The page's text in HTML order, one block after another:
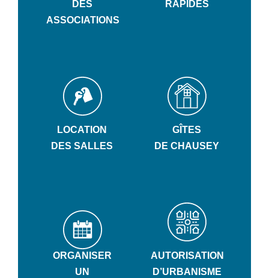
DES
ASSOCIATIONS
RAPIDES
LOCATION
DES SALLES
GÎTES
DE CHAUSEY
ORGANISER
UN
AUTORISATION
D’URBANISME